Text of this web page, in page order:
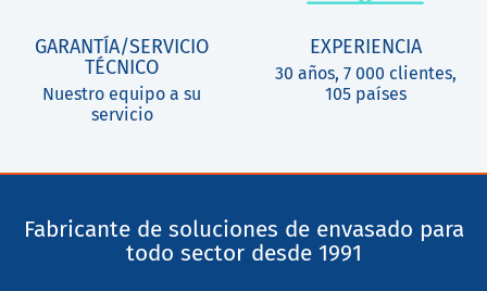
GARANTÍA/SERVICIO
TÉCNICO
Nuestro equipo a su
servicio
EXPERIENCIA
30 años, 7 000 clientes,
105 países
Fabricante de soluciones de envasado para
todo sector desde 1991